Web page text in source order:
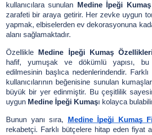
kullanıcılara sunulan
Medine İpeği Kumaş
zarafeti bir araya getirir. Her zevke uygun
yapmak, elbiselerden ev dekorasyonuna
alanı sağlamaktadır.
Özellikle Medine İpeği Kumaş
hafif, yumuşak ve dökümlü yapısı, bu
edilmesinin başlıca nedenlerindendir.
kullanıcılarının beğenisine sunulan
büyük bir yer edinmiştir. Bu çeşitlilik
uygun Medine İpeği Kumaşı kolayca
Bunun yanı sıra, Medine İpeği Kumaş
rekabetçi. Farklı bütçelere hitap eden fiyat